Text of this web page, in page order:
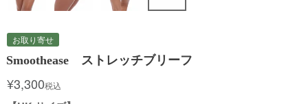
お取り寄せ
Smoothease ストレッチブリーフ
¥3,300税込